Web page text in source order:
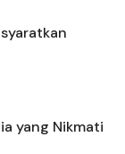
yang Nikmati